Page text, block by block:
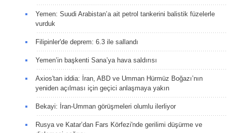
Yemen: Suudi Arabistan’a ait petrol tankerini balistik füzelerle
vurduk
Filipinler'de deprem: 6.3 ile sallandı
Yemen’in başkenti Sana’ya hava saldırısı
Axios'tan iddia: İran, ABD ve Umman Hürmüz Boğazı’nın
yeniden açılması için geçici anlaşmaya yakın
Bekayi: İran-Umman görüşmeleri olumlu ilerliyor
Rusya ve Katar’dan Fars Körfezi'nde gerilimi düşürme ve